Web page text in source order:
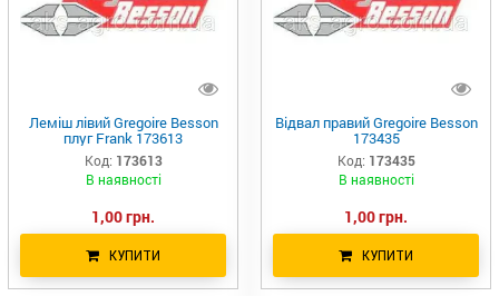
Леміш лівий Gregoire Besson
плуг Frank 173613
Код: 173613
В наявності
1,00 грн.
КУПИТИ
Відвал правий Gregoire Besson
173435
Код: 173435
В наявності
1,00 грн.
КУПИТИ